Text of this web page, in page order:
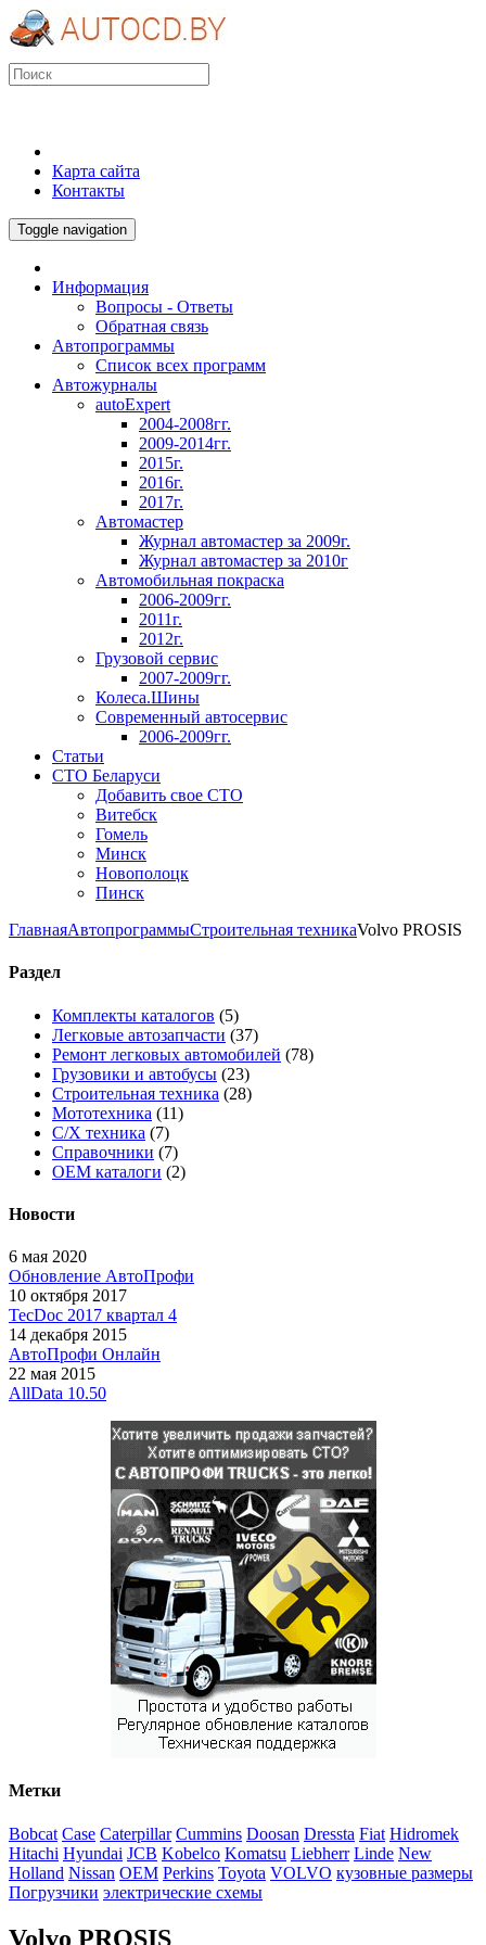
Карта сайта
Контакты
Toggle navigation
Информация
Вопросы - Ответы
Обратная связь
Автопрограммы
Список всех программ
Автожурналы
autoExpert
2004-2008гг.
2009-2014гг.
2015г.
2016г.
2017г.
Автомастер
Журнал автомастер за 2009г.
Журнал автомастер за 2010г
Автомобильная покраска
2006-2009гг.
2011г.
2012г.
Грузовой сервис
2007-2009гг.
Колеса.Шины
Современный автосервис
2006-2009гг.
Статьи
СТО Беларуси
Добавить свое СТО
Витебск
Гомель
Минск
Новополоцк
Пинск
ГлавнаяАвтопрограммыСтроительная техникаVolvo PROSIS
Раздел
Комплекты каталогов (5)
Легковые автозапчасти (37)
Ремонт легковых автомобилей (78)
Грузовики и автобусы (23)
Строительная техника (28)
Мототехника (11)
С/Х техника (7)
Справочники (7)
OEM каталоги (2)
Новости
6 мая 2020
Обновление АвтоПрофи
10 октября 2017
TecDoc 2017 квартал 4
14 декабря 2015
АвтоПрофи Онлайн
22 мая 2015
AllData 10.50
Метки
Bobcat Case Caterpillar Cummins Doosan Dressta Fiat Hidromek
Hitachi Hyundai JCB Kobelco Komatsu Liebherr Linde New
Holland Nissan OEM Perkins Toyota VOLVO кузовные размеры
Погрузчики электрические схемы
Volvo PROSIS